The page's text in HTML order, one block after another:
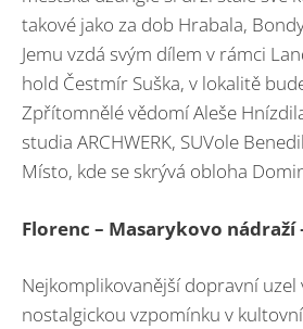
takové jako za dob Hrabala,
Jemu vzdá svým dílem v rámci
hold Čestmír Suška, v lokalitě
Zpřítomnělé vědomí Aleše
studia ARCHWERK, SUVole
Místo, kde se skrývá obloha
Florenc – Masarykovo nádraží
Nejkomplikovanější dopravní uzel
nostalgickou vzpomínku v